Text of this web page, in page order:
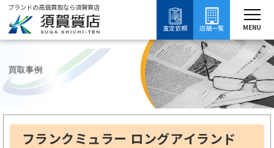
ブランドの高価買取なら須賀質店
査定依頼
店舗一覧 MENU
ブランド買取 時計買取 フランクミュラー買取 ロングアイランド買取
買取事例
フランクミュラー ロングアイランド